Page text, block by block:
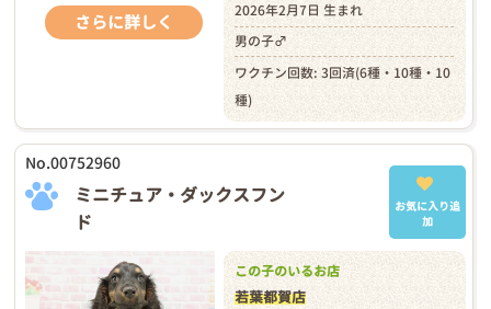
さらに詳しく
2026年2月7日 生まれ
男の子♂
ワクチン回数: 3回済(6種・10種・10
種)
No.00752960
ミニチュア・ダックスフン
ド
お気に入り追
加
この子のいるお店
若葉都賀店